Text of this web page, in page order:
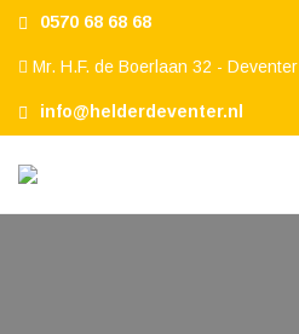
0570 68 68 68
Mr. H.F. de Boerlaan 32 - Deventer
info@helderdeventer.nl